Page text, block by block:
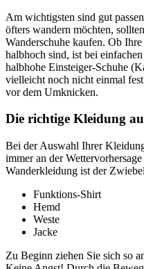
Am wichtigsten sind gut
öfters wandern möchten,
Wanderschuhe kaufen. Ob
halbhoch sind, ist bei
halbhohe Einsteiger-Schuhe
vielleicht noch nicht einmal
vor dem Umknicken.
Die richtige Kleidung
Bei der Auswahl Ihrer
immer an der
Wanderkleidung ist der
Funktions-Shirt
Hemd
Weste
Jacke
Zu Beginn ziehen Sie sich so